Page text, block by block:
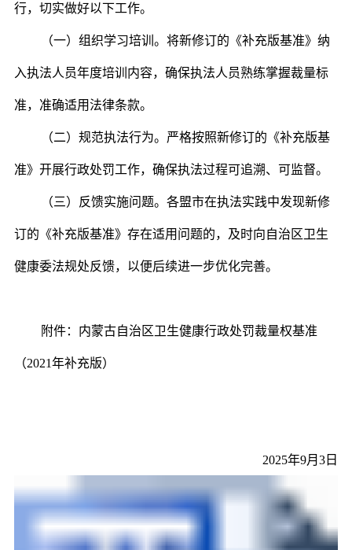
行，切实做好以下工作。
（一）组织学习培训。将新修订的《补充版基准》纳
入执法人员年度培训内容，确保执法人员熟练掌握裁量标
准，准确适用法律条款。
（二）规范执法行为。严格按照新修订的《补充版基
准》开展行政处罚工作，确保执法过程可追溯、可监督。
（三）反馈实施问题。各盟市在执法实践中发现新修
订的《补充版基准》存在适用问题的，及时向自治区卫生
健康委法规处反馈，以便后续进一步优化完善。
附件：内蒙古自治区卫生健康行政处罚裁量权基准
（2021年补充版）
2025年9月3日